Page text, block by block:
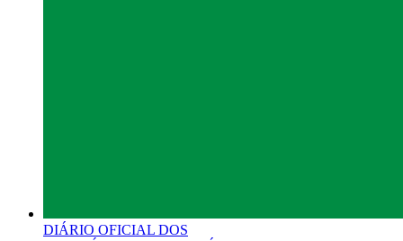
DIÁRIO OFICIAL DOS